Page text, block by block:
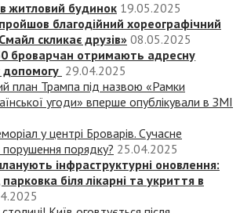
житловий будинок 19.05.2025
благодійний хореографічний
скликає друзів» 08.05.2025
броварчан отримають адресну
допомогу 29.04.2025
план Трампа під назвою «‎Рамки
угоди» вперше опублікували в ЗМІ
у центрі Броварів. Сучасне
порядку? 25.04.2025
інфраструктурні оновлення:
біля лікарні та укриття в